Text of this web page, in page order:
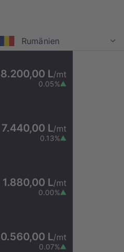
Rumänien
L/mt
0.05%
7.440,00 L/mt
0.13%
1.880,00 L/mt
0.00%
L/mt
0.07%